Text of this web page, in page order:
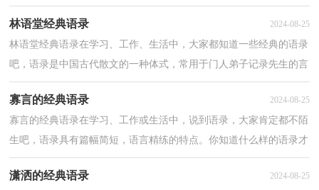
语录通常是用于说明一段时间内某人的所说句子和语言特...
林语堂经典语录 2024-08-25
林语堂经典语录在学习、工作、生活中，大家都知道一些经典的语录
吧，语录是中国古代散文的一种体式，常用于门人弟子记录先生的言
行，也用于佛门的传教记录。你还在找寻优秀经典的语...
寡言的经典语录 2024-08-25
寡言的经典语录在学习、工作或生活中，说到语录，大家肯定都不陌
生吧，语录具有篇幅简短，语言精练的特点。你知道什么样的语录才
能称之为经典吗？下面是小编精心整理的寡言的经典语录...
潇洒的经典语录 2024-08-25